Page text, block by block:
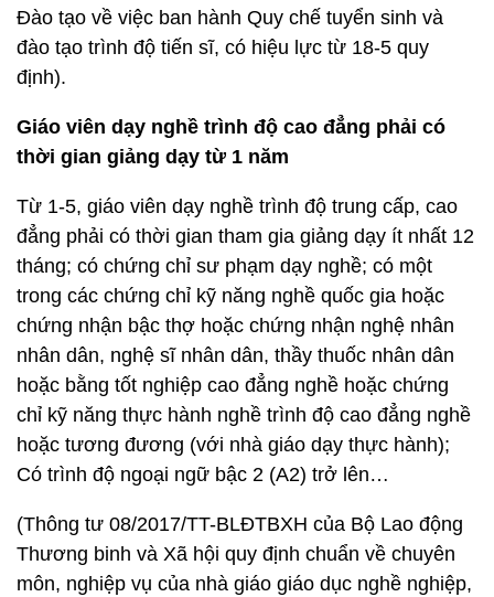
Đào tạo về việc ban hành Quy chế tuyển sinh và
đào tạo trình độ tiến sĩ, có hiệu lực từ 18-5 quy
định).
Giáo viên dạy nghề trình độ cao đẳng phải có
thời gian giảng dạy từ 1 năm
Từ 1-5, giáo viên dạy nghề trình độ trung cấp, cao
đẳng phải có thời gian tham gia giảng dạy ít nhất 12
tháng; có chứng chỉ sư phạm dạy nghề; có một
trong các chứng chỉ kỹ năng nghề quốc gia hoặc
chứng nhận bậc thợ hoặc chứng nhận nghệ nhân
nhân dân, nghệ sĩ nhân dân, thầy thuốc nhân dân
hoặc bằng tốt nghiệp cao đẳng nghề hoặc chứng
chỉ kỹ năng thực hành nghề trình độ cao đẳng nghề
hoặc tương đương (với nhà giáo dạy thực hành);
Có trình độ ngoại ngữ bậc 2 (A2) trở lên…
(Thông tư 08/2017/TT-BLĐTBXH của Bộ Lao động
Thương binh và Xã hội quy định chuẩn về chuyên
môn, nghiệp vụ của nhà giáo giáo dục nghề nghiệp,